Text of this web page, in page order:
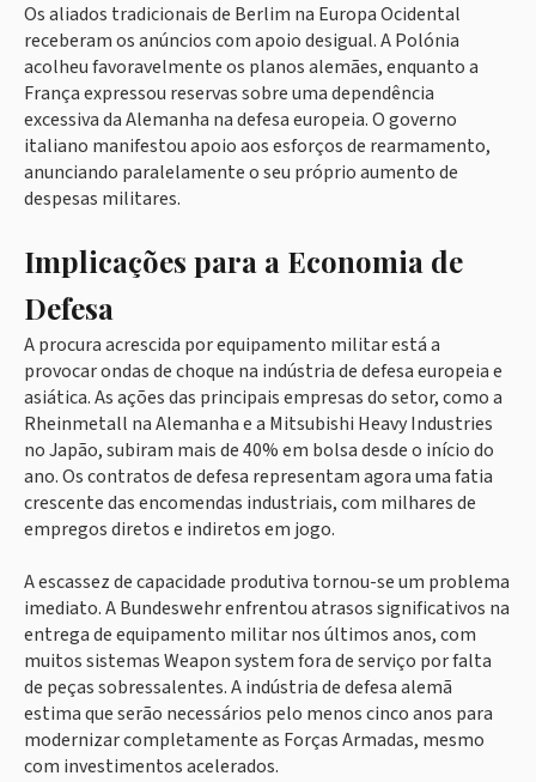
Os aliados tradicionais de Berlim na Europa Ocidental
receberam os anúncios com apoio desigual. A Polónia
acolheu favoravelmente os planos alemães, enquanto a
França expressou reservas sobre uma dependência
excessiva da Alemanha na defesa europeia. O governo
italiano manifestou apoio aos esforços de rearmamento,
anunciando paralelamente o seu próprio aumento de
despesas militares.
Implicações para a Economia de
Defesa
A procura acrescida por equipamento militar está a
provocar ondas de choque na indústria de defesa europeia e
asiática. As ações das principais empresas do setor, como a
Rheinmetall na Alemanha e a Mitsubishi Heavy Industries
no Japão, subiram mais de 40% em bolsa desde o início do
ano. Os contratos de defesa representam agora uma fatia
crescente das encomendas industriais, com milhares de
empregos diretos e indiretos em jogo.
A escassez de capacidade produtiva tornou-se um problema
imediato. A Bundeswehr enfrentou atrasos significativos na
entrega de equipamento militar nos últimos anos, com
muitos sistemas Weapon system fora de serviço por falta
de peças sobressalentes. A indústria de defesa alemã
estima que serão necessários pelo menos cinco anos para
modernizar completamente as Forças Armadas, mesmo
com investimentos acelerados.